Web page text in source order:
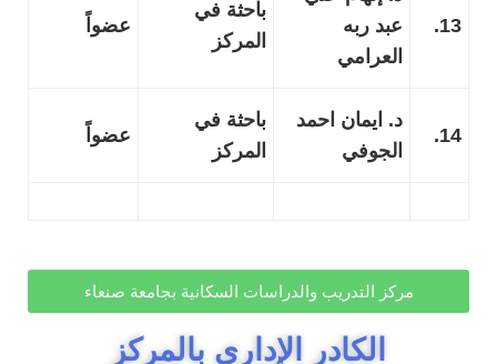
13.
عبد ربه
العرامي
باحثة في
المركز
عضواً
14.
د. ايمان احمد
الجوفي
باحثة في
المركز
عضواً
مركز التدريب والدراسات السكانية بجامعة صنعاء
الكادر الإداري بالمركز